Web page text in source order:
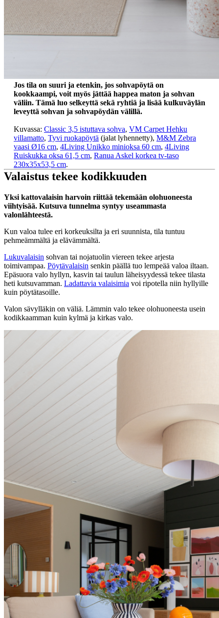
Jos tila on suuri ja etenkin, jos sohvapöytä on
kookkaampi, voit myös jättää happea maton ja sohvan
väliin. Tämä luo selkeyttä sekä ryhtiä ja lisää kulkuväylän
leveyttä sohvan ja sohvapöydän välillä.
Kuvassa: Classic 3,5 istuttava sohva, VM Carpet Hehku
villamatto, Tyvi ruokapöytä (jalat lyhennetty), M&M Zebra
vaasi Ø16 cm, 4Living Unikko minioksa 60 cm, 4Living
Ruiskukka oksa 61,5 cm, Ranua Askel korkea tv-taso
230x35x53,5 cm.
Valaistus tekee kodikkuuden
Yksi kattovalaisin harvoin riittää tekemään olohuoneesta
viihtyisää. Kutsuva tunnelma syntyy useammasta
valonlähteestä.
Kun valoa tulee eri korkeuksilta ja eri suunnista, tila tuntuu
pehmeämmältä ja elävämmältä.
Lukuvalaisin sohvan tai nojatuolin viereen tekee arjesta
toimivampaa. Pöytävalaisin senkin päällä tuo lempeää valoa iltaan.
Epäsuora valo hyllyn, kasvin tai taulun läheisyydessä tekee tilasta
heti kutsuvamman. Ladattavia valaisimia voi ripotella niin hyllyille
kuin pöytätasoille.
Valon sävylläkin on väliä. Lämmin valo tekee olohuoneesta usein
kodikkaamman kuin kylmä ja kirkas valo.